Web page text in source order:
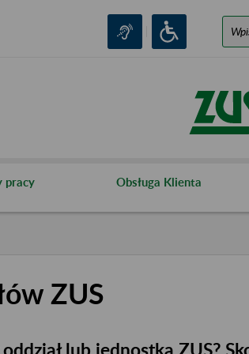
pracy Obsługa Klienta
ZUS
lub jednostka ZUS?